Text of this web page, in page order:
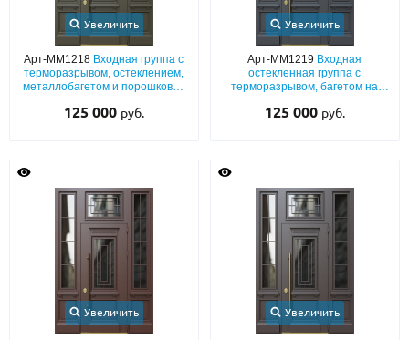
Увеличить
Арт-ММ1218 Входная группа с
терморазрывом, остеклением,
металлобагетом и порошковой
125 000 руб.
Увеличить
Арт-ММ1219 Входная
остекленная группа с
терморазрывом, багетом на
окрашиванием RAL 7024
125 000 руб.
Увеличить Увеличить